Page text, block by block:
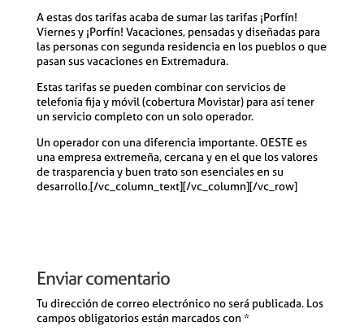
A estas dos tarifas acaba de sumar las tarifas ¡Porfín!
Viernes y ¡Porfín! Vacaciones, pensadas y diseñadas para
las personas con segunda residencia en los pueblos o que
pasan sus vacaciones en Extremadura.
Estas tarifas se pueden combinar con servicios de
telefonía fija y móvil (cobertura Movistar) para así tener
un servicio completo con un solo operador.
Un operador con una diferencia importante. OESTE es
una empresa extremeña, cercana y en el que los valores
de trasparencia y buen trato son esenciales en su
desarrollo.[/vc_column_text][/vc_column][/vc_row]
Enviar comentario
Tu dirección de correo electrónico no será publicada. Los
campos obligatorios están marcados con *